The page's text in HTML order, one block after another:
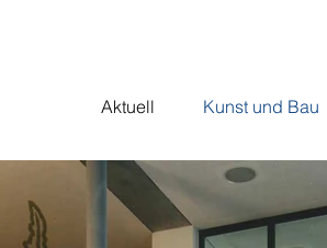
Aktuell Kunst und Bau